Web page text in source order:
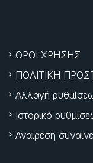
ΟΡΟΙ ΧΡΗΣΗΣ
ΠΟΛΙΤΙΚΗ
Αλλαγή
Ιστορικό
Αναίρεση